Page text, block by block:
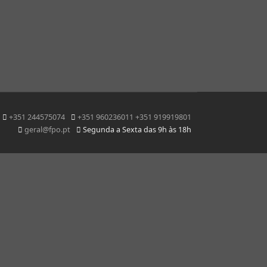
+351 244575074
+351 960236011 +351 919919801
geral@fpo.pt
Segunda a Sexta das 9h às 18h